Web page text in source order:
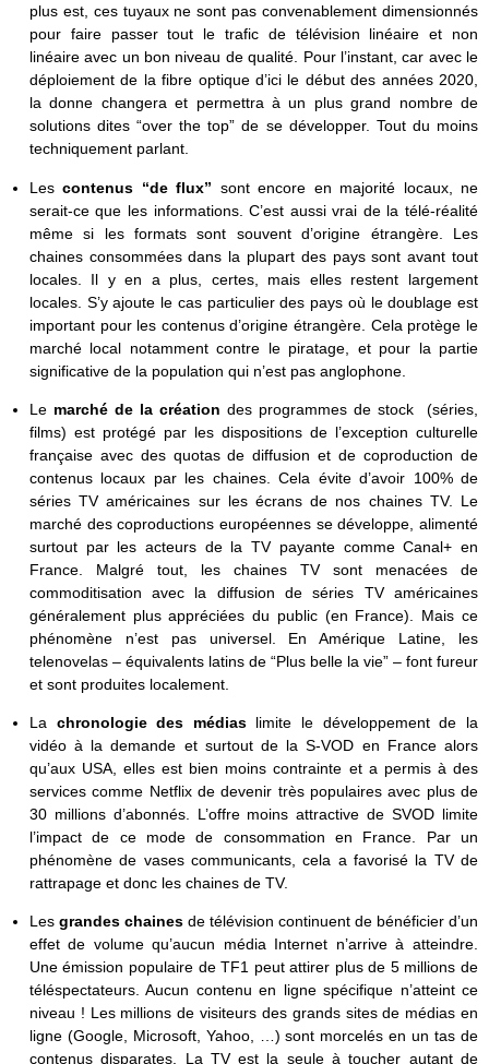
plus est, ces tuyaux ne sont pas convenablement dimensionnés
pour faire passer tout le trafic de télévision linéaire et non
linéaire avec un bon niveau de qualité. Pour l’instant, car avec le
déploiement de la fibre optique d’ici le début des années 2020,
la donne changera et permettra à un plus grand nombre de
solutions dites “over the top” de se développer. Tout du moins
techniquement parlant.
Lescontenus “de flux” sont encore en majorité locaux, ne
serait-ce que les informations. C’est aussi vrai de la télé-réalité
même si les formats sont souvent d’origine étrangère. Les
chaines consommées dans la plupart des pays sont avant tout
locales. Il y en a plus, certes, mais elles restent largement
locales. S’y ajoute le cas particulier des pays où le doublage est
important pour les contenus d’origine étrangère. Cela protège le
marché local notamment contre le piratage, et pour la partie
significative de la population qui n’est pas anglophone.
Le marché de la création des programmes de stock (séries,
films) est protégé par les dispositions de l’exception culturelle
française avec des quotas de diffusion et de coproduction de
contenus locaux par les chaines. Cela évite d’avoir 100% de
séries TV américaines sur les écrans de nos chaines TV. Le
marché des coproductions européennes se développe, alimenté
surtout par les acteurs de la TV payante comme Canal+ en
France. Malgré tout, les chaines TV sont menacées de
commoditisation avec la diffusion de séries TV américaines
généralement plus appréciées du public (en France). Mais ce
phénomène n’est pas universel. En Amérique Latine, les
telenovelas – équivalents latins de “Plus belle la vie” – font fureur
et sont produites localement.
La chronologie des médias limite le développement de la
vidéo à la demande et surtout de la S-VOD en France alors
qu’aux USA, elles est bien moins contrainte et a permis à des
services comme Netflix de devenir très populaires avec plus de
30 millions d’abonnés. L’offre moins attractive de SVOD limite
l’impact de ce mode de consommation en France. Par un
phénomène de vases communicants, cela a favorisé la TV de
rattrapage et donc les chaines de TV.
Les grandes chaines de télévision continuent de bénéficier d’un
effet de volume qu’aucun média Internet n’arrive à atteindre.
Une émission populaire de TF1 peut attirer plus de 5 millions de
téléspectateurs. Aucun contenu en ligne spécifique n’atteint ce
niveau ! Les millions de visiteurs des grands sites de médias en
ligne (Google, Microsoft, Yahoo, …) sont morcelés en un tas de
contenus disparates. La TV est la seule à toucher autant de